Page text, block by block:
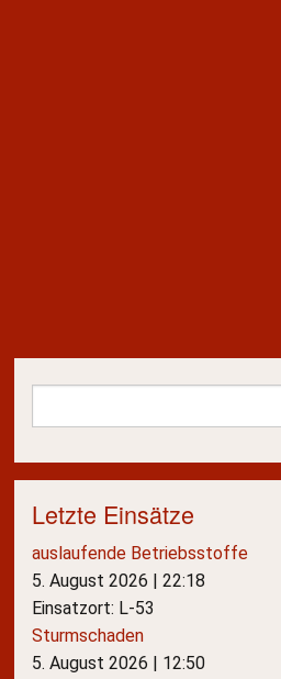
Letzte Einsätze
auslaufende Betriebsstoffe
5. August 2026 | 22:18
Einsatzort: L-53
Sturmschaden
5. August 2026 | 12:50